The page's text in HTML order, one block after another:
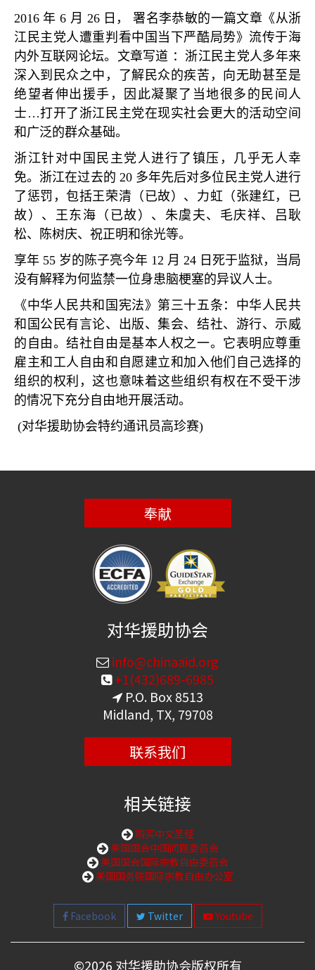
2016年 6 月 26 日， 署名李恭敏的一篇文章《从浙
江民主党人遭重判看中国当下严酷局势》流传于海
内外互联网论坛。文章写道 ：浙江民主党人多年来
深入到民众之中，了解民众的疾苦，向无助甚至是
绝望者伸出援手，因此凝聚了当地很多的民间人
士 …打开了浙江民主党在现实社会更大的活动空间
和广泛的群众基础。
浙江针对中国民主党人进行了镇压，几乎无人幸
免。浙江在过去的 20 多年先后对多位民主党人进行
了惩罚，包括王荣清（已故）、力虹（张建红，已
故）、王东海（已故）、朱虞夫、毛庆祥、吕耿
松、陈树庆、祝正明和徐光等。
享年 55 岁的陈子亮今年 12 月 24 日死于监狱，当局
没有解释为何监禁一位身患脑梗塞的异议人士。
《中华人民共和国宪法》第三十五条：中华人民共
和国公民有言论、出版、集会、结社、游行、示威
的自由。结社自由是基本人权之一。它表明应尊重
雇主和工人自由和自愿建立和加入他们自己选择的
组织的权利，这也意味着这些组织有权在不受干涉
的情况下充分自由地开展活动。
(对华援助协会特约通讯员高珍赛)
奉献
对华援助协会
info@chinaaid.org
+1(432)689-6985
P.O. Box 8513
Midland, TX, 79708
联系我们
相关链接
购买中文圣经
美国国会中国问题委员会
美国国会国际宗教自由委员会
美国国务院国际宗教自由办公室
Facebook Twitter Youtube
©2026 对华援助协会版权所有